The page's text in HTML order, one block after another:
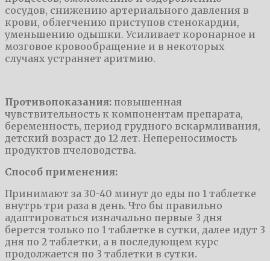
сосудов, снижению артериального давления в
крови, облегчению приступов стенокардии,
уменьшению одышки. Усиливает коронарное и
мозговое кровообращение и в некоторых
случаях устраняет аритмию.
Противопоказания: повышенная
чувствительность к компонентам препарата,
беременность, период грудного вскармливания,
детский возраст до 12 лет. Непереносимость
продуктов пчеловодства.
Способ применения:
Принимают за 30-40 минут до еды по 1 таблетке
внутрь три раза в день. Что бы правильно
адаптироваться изначально первые 3 дня
берется только по 1 таблетке в сутки, далее идут 3
дня по 2 таблетки, а в последующем курс
продолжается по 3 таблетки в сутки.